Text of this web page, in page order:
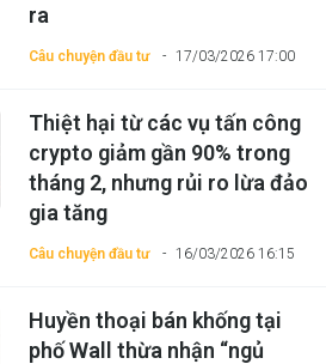
Câu chuyện đầu tư 17/03/2026 17:00
ra
Câu chuyện đầu tư 16/03/2026 16:15
Thiệt hại từ các vụ tấn công
crypto giảm gần 90% trong
tháng 2, nhưng rủi ro lừa đảo
gia tăng
Huyền thoại bán khống tại
phố Wall thừa nhận “ngủ